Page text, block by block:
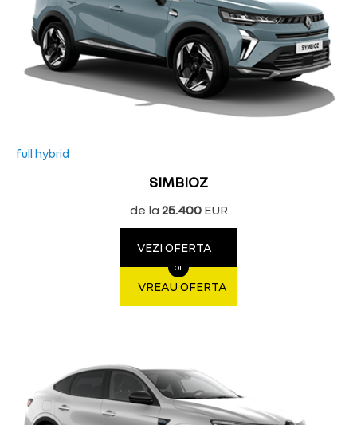
full hybrid
SIMBIOZ
de la 25.400EUR
VEZI OFERTA
or
VREAU OFERTA